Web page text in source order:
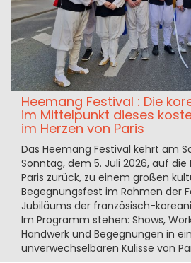
Heemang Festival : Die
im Mittelpunkt dieses
im Herzen von Paris
Das Heemang Festival kehrt am
Sonntag, dem 5. Juli 2026, auf die
Paris zurück, zu einem großen
Begegnungsfest im Rahmen der
Jubiläums der französisch-
Im Programm stehen: Shows,
Handwerk und Begegnungen in
unverwechselbaren Kulisse von